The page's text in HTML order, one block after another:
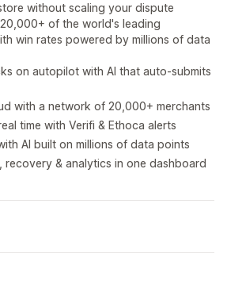
without scaling your dispute
of the world's leading
win rates powered by millions of data
on autopilot with AI that auto-submits
with a network of 20,000+ merchants
time with Verifi & Ethoca alerts
AI built on millions of data points
recovery & analytics in one dashboard